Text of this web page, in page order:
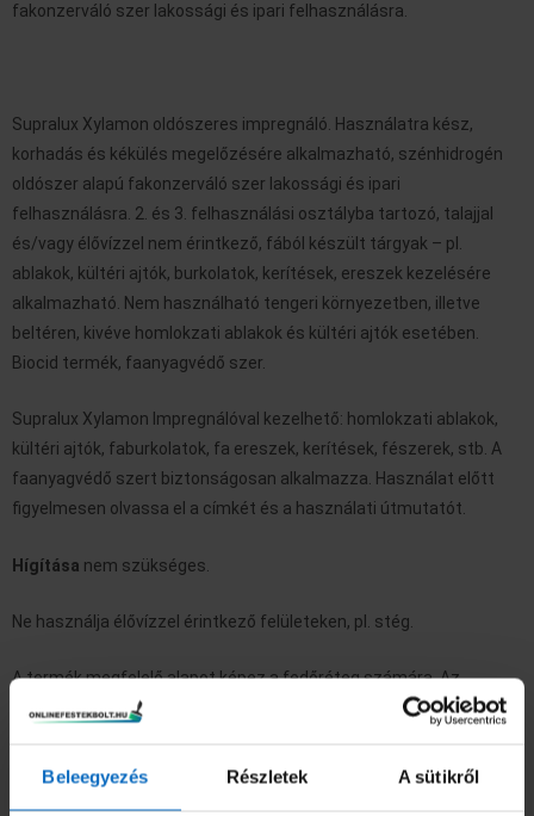
Beleegyezés Részletek A sütikről
fakonzerváló szer lakossági és ipari felhasználásra.
Supralux Xylamon oldószeres impregnáló. Használatra kész,
korhadás és kékülés megelőzésére alkalmazható, szénhidrogén
oldószer alapú fakonzerváló szer lakossági és ipari
felhasználásra. 2. és 3. felhasználási osztályba tartozó, talajjal
és/vagy élővízzel nem érintkező, fából készült tárgyak – pl.
ablakok, kültéri ajtók, burkolatok, kerítések, ereszek kezelésére
alkalmazható. Nem használható tengeri környezetben, illetve
beltéren, kivéve homlokzati ablakok és kültéri ajtók esetében.
Biocid termék, faanyagvédő szer.
Supralux Xylamon Impregnálóval kezelhető: homlokzati ablakok,
kültéri ajtók, faburkolatok, fa ereszek, kerítések, fészerek, stb. A
faanyagvédő szert biztonságosan alkalmazza. Használat előtt
figyelmesen olvassa el a címkét és a használati útmutatót.
Hígítása nem szükséges.
Ne használja élővízzel érintkező felületeken, pl. stég.
A termék megfelelő alapot képez a fedőréteg számára. Az
alapozott felületet Supralux Xyladecor vastag- vagy
gondoskodni kell.